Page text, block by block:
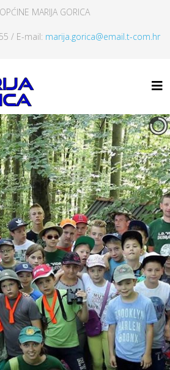
MARIJA GORICA
/ E-mail: marija.gorica@email.t-com.hr